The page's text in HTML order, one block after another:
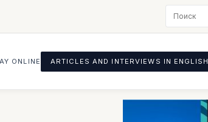
ONLINE ARTICLES AND INTERVIEWS IN ENGLISH